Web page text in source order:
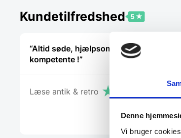
Denne
Vi bruger
Kundetilfredshed
“Altid søde, hjælpsomme og
kompetente !”
Læse antik & retro